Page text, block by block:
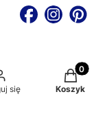
się Koszyk